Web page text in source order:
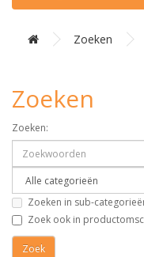
Zoeken
Zoeken
Zoeken:
Zoeken in sub-
Zoek ook in